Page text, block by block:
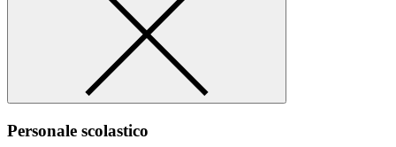
Personale scolastico